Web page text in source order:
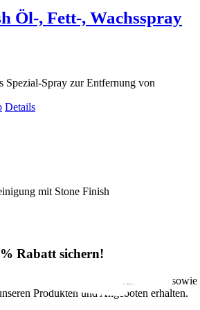
Öl-, Fett-, Wachsspray
Spezial-Spray zur Entfernung von
Details
Rabatt sichern!
und 10% Rabatt im Onlineshop sowie
Produkten und Angeboten erhalten.